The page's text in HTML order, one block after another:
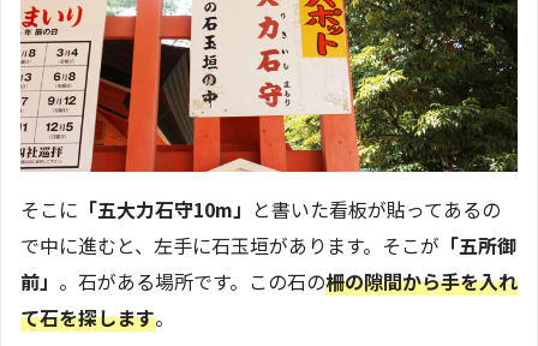
そこに 「五大力石守10m」 と書いた看板が貼ってあるの
で中に進むと、左手に石玉垣があります。そこが 「五所御
前」 。石がある場所です。この石の柵の隙間から手を入れ
て石を探します。